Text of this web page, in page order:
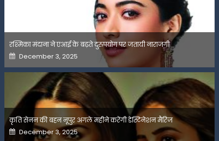
रश्मिका मंदाना ने एआई के बढ़ते दुरुपयोग पर जतायी नाराजगी
Posted
on
December 3, 2025
कृति सेनन की बहन नूपुर अगले महीने करेंगी डेस्टिनेशन मैरिज
Posted
on
December 3, 2025